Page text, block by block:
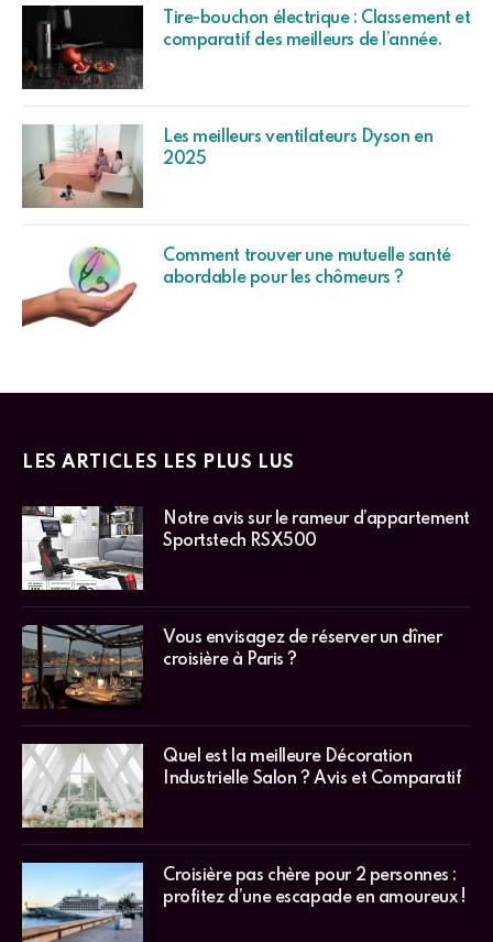
Tire-bouchon électrique : Classement et
comparatif des meilleurs de l’année.
Les meilleurs ventilateurs Dyson en
2025
Comment trouver une mutuelle santé
abordable pour les chômeurs ?
LES ARTICLES LES PLUS LUS
Notre avis sur le rameur d’appartement
Sportstech RSX500
Vous envisagez de réserver un dîner
croisière à Paris ?
Quel est la meilleure Décoration
Industrielle Salon ? Avis et Comparatif
Croisière pas chère pour 2 personnes :
profitez d’une escapade en amoureux !